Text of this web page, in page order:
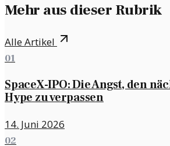
Mehr aus dieser Rubrik
Alle Artikel
01
SpaceX-IPO: Die Angst, den
Hype zu verpassen
14. Juni 2026
02